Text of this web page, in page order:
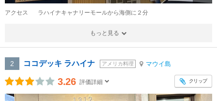
アクセス ラハイナキャナリーモールから海側に２分
もっと見る
2 ココデッキ ラハイナ アメリカ料理 マウイ島
3.26 評価詳細 クリップ